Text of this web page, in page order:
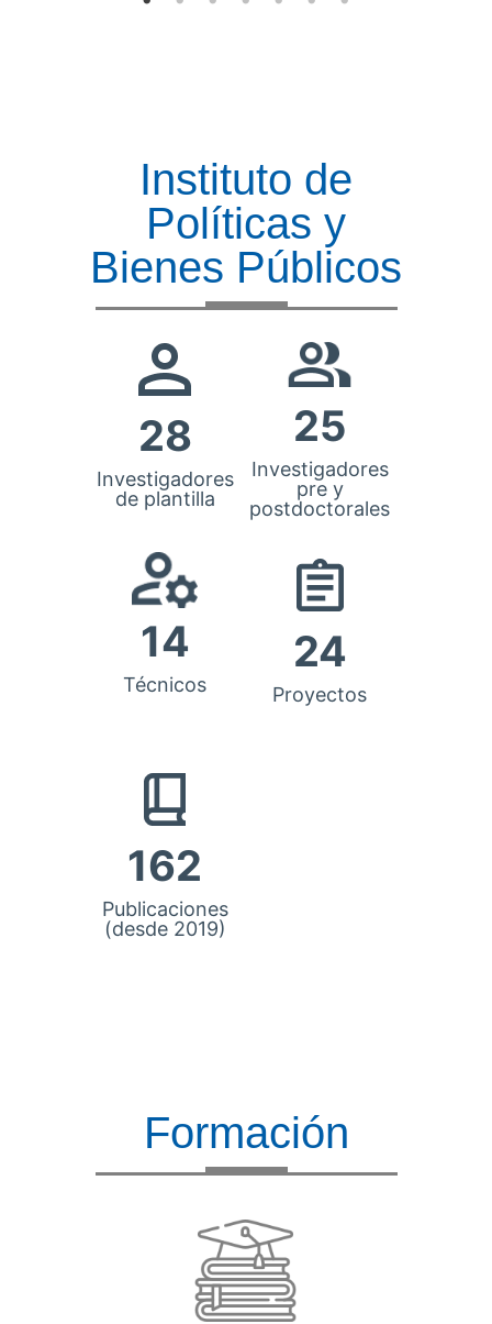
Instituto de
Políticas y
Bienes Públicos
28
Investigadores
de plantilla
25
Investigadores
pre y
postdoctorales
14
Técnicos
24
Proyectos
162
Publicaciones
(desde 2019)
Formación